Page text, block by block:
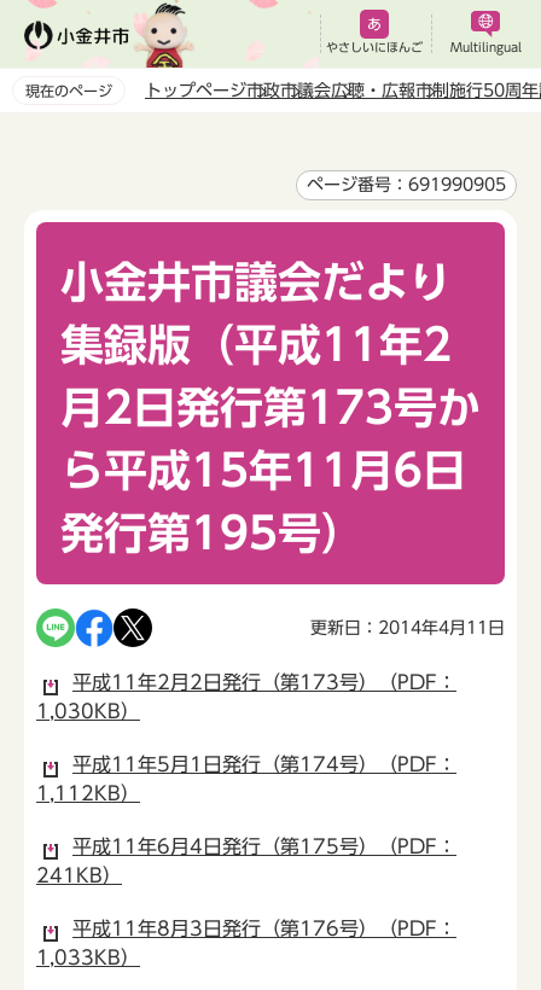
ペ
やさしいにほんご Multilingual
現在のページ トップページ市政市議会広聴・広報市制施行50周
ページ番号：691990905
小金井市議会だより
集録版（平成11年2
月2日発行第173号か
ら平成15年11月6日
発行第195号）
更新日：2014年4月11日
平成11年2月2日発行（第173号）（PDF：
1,030KB）
平成11年5月1日発行（第174号）（PDF：
1,112KB）
平成11年6月4日発行（第175号）（PDF：
241KB）
平成11年8月3日発行（第176号）（PDF：
1,033KB）